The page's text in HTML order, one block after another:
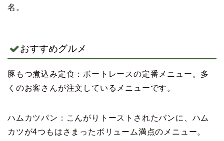
名。
おすすめグルメ
豚もつ煮込み定食：ボートレースの定番メニュー。多
くのお客さんが注文しているメニューです。
ハムカツパン：こんがりトーストされたパンに、ハム
カツが4つもはさまったボリューム満点のメニュー。